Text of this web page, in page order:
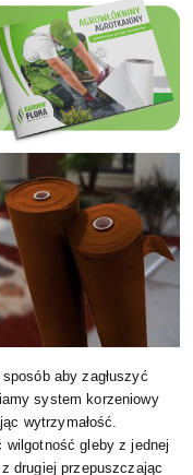
aby zagłuszyć
system korzeniowy
wytrzymałość.
wilgotność gleby z jednej
drugiej przepuszczając